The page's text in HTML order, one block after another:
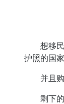
想移民
护照的国家
并且购
剩下的